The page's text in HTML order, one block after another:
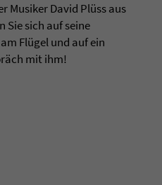
Musiker David Plüss aus
Sie sich auf seine
Flügel und auf ein
mit ihm!